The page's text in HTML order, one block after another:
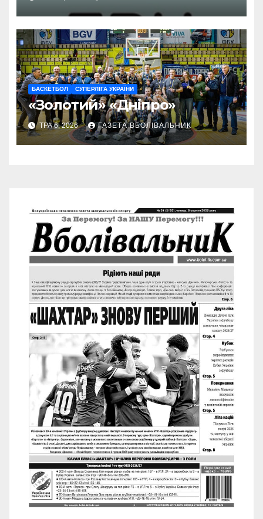
БАСКЕТБОЛ СУПЕРЛІГА УКРАЇНИ
«Золотий» «Дніпро»
ТРА 6, 2026 ГАЗЕТА ВБОЛІВАЛЬНИК